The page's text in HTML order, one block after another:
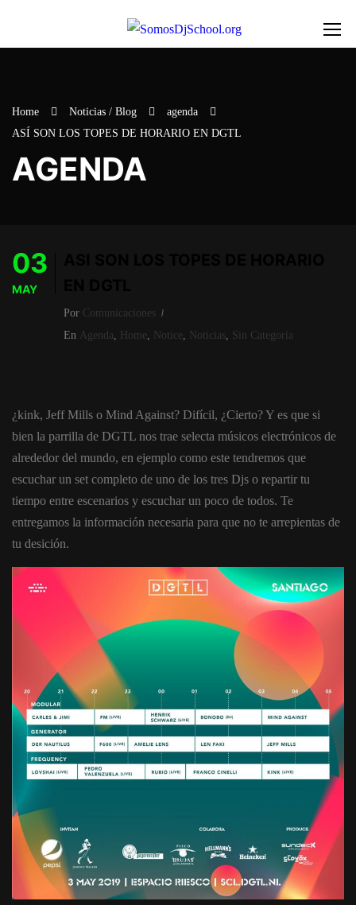
Home Noticias / Blog
agenda
ASÍ SON LOS TOPES DE HORARIO EN DGTL
AGENDA
03
MAY
Por Comunicaciones
En Agenda, Home , Notice , Noticias, Sin Categoría
¿kink, Jeff Mills o Mind Against? Difícil, ¿Cierto? Y es que si
bien la parrilla de DGTL nos trae selecta músicos electrónicos de
alrededor del mundo, en ejemplo como este tendremos que
escuchar un set completo de uno de los tres Djs o repartir tu
tiempo entre escenarios y escuchar un poco de todos. Te
entregamos la información necesaria para que no te arrepientas de
tu desición.